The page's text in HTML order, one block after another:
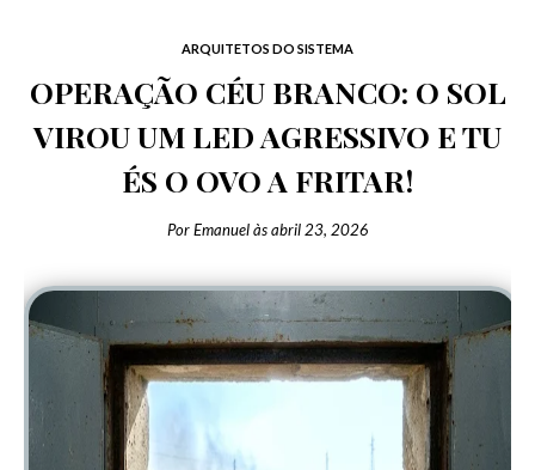
ARQUITETOS DO SISTEMA
OPERAÇÃO CÉU BRANCO: O SOL
VIROU UM LED AGRESSIVO E TU
ÉS O OVO A FRITAR!
Por Emanuel àsabril 23, 2026